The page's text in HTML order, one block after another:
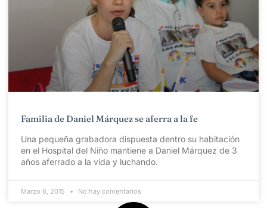
Familia de Daniel Márquez se aferra a la fe
Una pequeña grabadora dispuesta dentro su habitación
en el Hospital del Niño mantiene a Daniel Márquez de 3
años aferrado a la vida y luchando.
Marzo 6, 2015 No hay comentarios